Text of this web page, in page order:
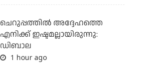
ചെറുപ്പത്തില്‍ അദ്ദേഹത്തെ
എനിക്ക് ഇഷ്ടമല്ലായിരുന്നു:
ഡിബാല
1 hour ago